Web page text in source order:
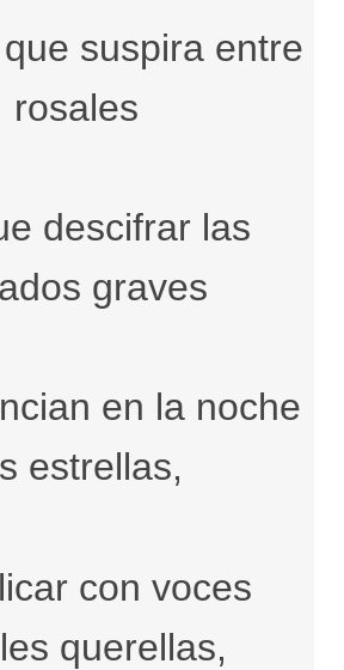
suspira entre
rosales
descifrar las
graves
en la noche
estrellas,
con voces
querellas,